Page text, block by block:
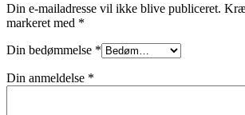
Din e-mailadresse vil ikke blive publiceret.
markeret med *
Din bedømmelse *
Din anmeldelse *